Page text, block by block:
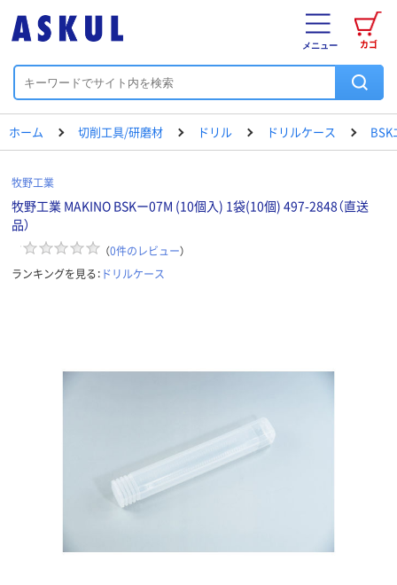
カゴ
メニュー
ホーム 切削工具/研磨材 ドリル ドリルケース BSK
牧野工業
牧野工業 MAKINO BSKー07M (10個入) 1袋(10個) 497-2848（直送
品）
（0件のレビュー）
ランキングを見る： ドリルケース